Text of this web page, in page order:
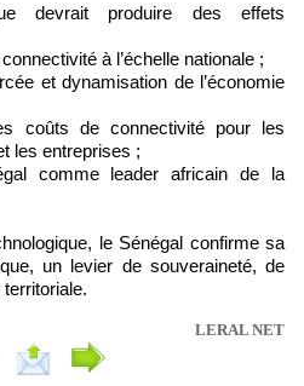
devrait produire des effets
à l’échelle nationale ;
et dynamisation de l’économie
coûts de connectivité pour les
les entreprises ;
comme leader africain de la
le Sénégal confirme sa
un levier de souveraineté, de
LERAL NET